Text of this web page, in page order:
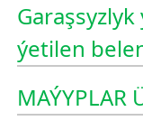
ýetilen
MAÝYPLAR